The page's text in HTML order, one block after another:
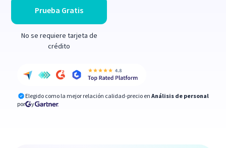
Prueba Gratis
No se requiere tarjeta de
crédito
Elegido como la mejor relación calidad-precio en Análisis de personal
por
y